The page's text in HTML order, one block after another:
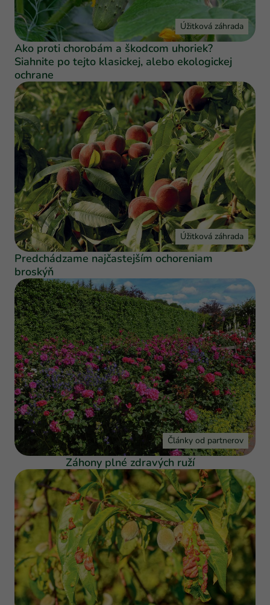
Úžitková záhrada
Ako proti chorobám a škodcom uhoriek?
Siahnite po tejto klasickej, alebo ekologickej
ochrane
Úžitková záhrada
Predchádzame najčastejším ochoreniam
broskýň
Články od partnerov
Záhony plné zdravých ruží